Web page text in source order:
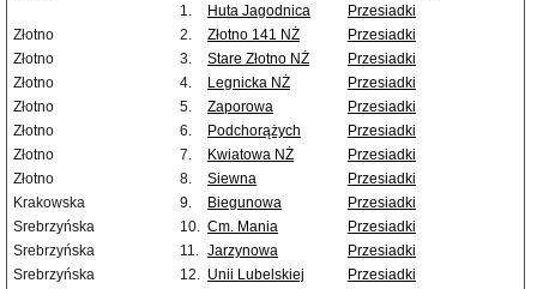
1.
Huta Jagodnica
Przesiadki
Złotno
2. Złotno 141 NŻ
Przesiadki
Złotno
3. Stare Złotno NŻ
Przesiadki
Złotno
4. Legnicka NŻ
Przesiadki
Złotno
5. Zaporowa
Przesiadki
Złotno
6. Podchorążych
Przesiadki
Złotno
7. Kwiatowa NŻ
Przesiadki
Złotno
8. Siewna
Przesiadki
Krakowska
9. Biegunowa
Przesiadki
Srebrzyńska
10. Cm. Mania
Przesiadki
Srebrzyńska
11. Jarzynowa
Przesiadki
Srebrzyńska
12. Unii Lubelskiej
Przesiadki